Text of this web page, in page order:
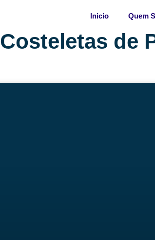
Inicio Quem
Costeletas de